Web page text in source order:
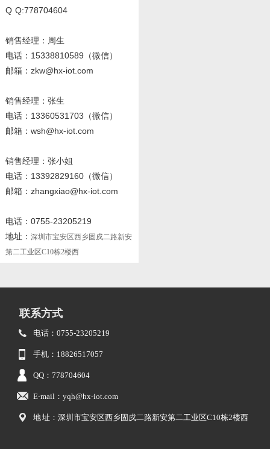
Q Q:778704604
销售经理：周生
电话 ：15338810589 （微信）
邮箱：zkw@hx-iot.com
销售经理：张生
电话 ：13360531703 （微信）
邮箱：wsh@hx-iot.com
销售经理：张小姐
电话 ：13392829160 （微信）
邮箱：zhangxiao@hx-iot.com
电话：0755-23205219
地址： 深圳市宝安区西乡固戍二路新安
第二工业区C10栋2楼西
联系方式
电话：0755-23205219
手机：18826517057
QQ：778704604
E-mail：yqh@hx-iot.com
地 址：深圳市宝安区西乡固戍二路新安第二工业区C10栋2楼西